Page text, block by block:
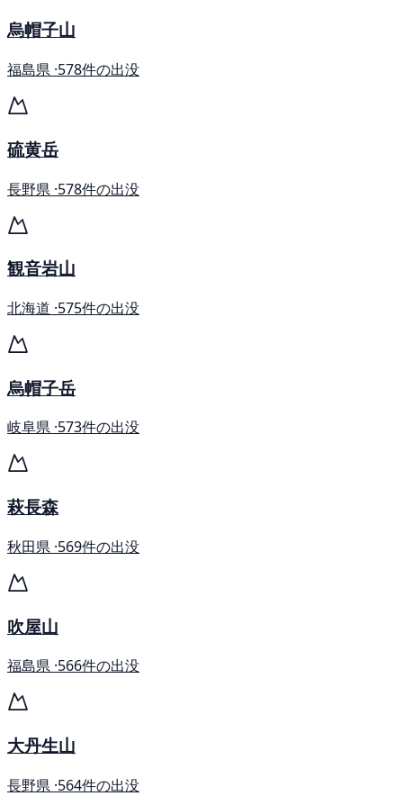
烏帽子山
福島県 ·578件の出没
硫黄岳
長野県 ·578件の出没
観音岩山
北海道 ·575件の出没
烏帽子岳
岐阜県 ·573件の出没
萩長森
秋田県 ·569件の出没
吹屋山
福島県 ·566件の出没
大丹生山
長野県 ·564件の出没